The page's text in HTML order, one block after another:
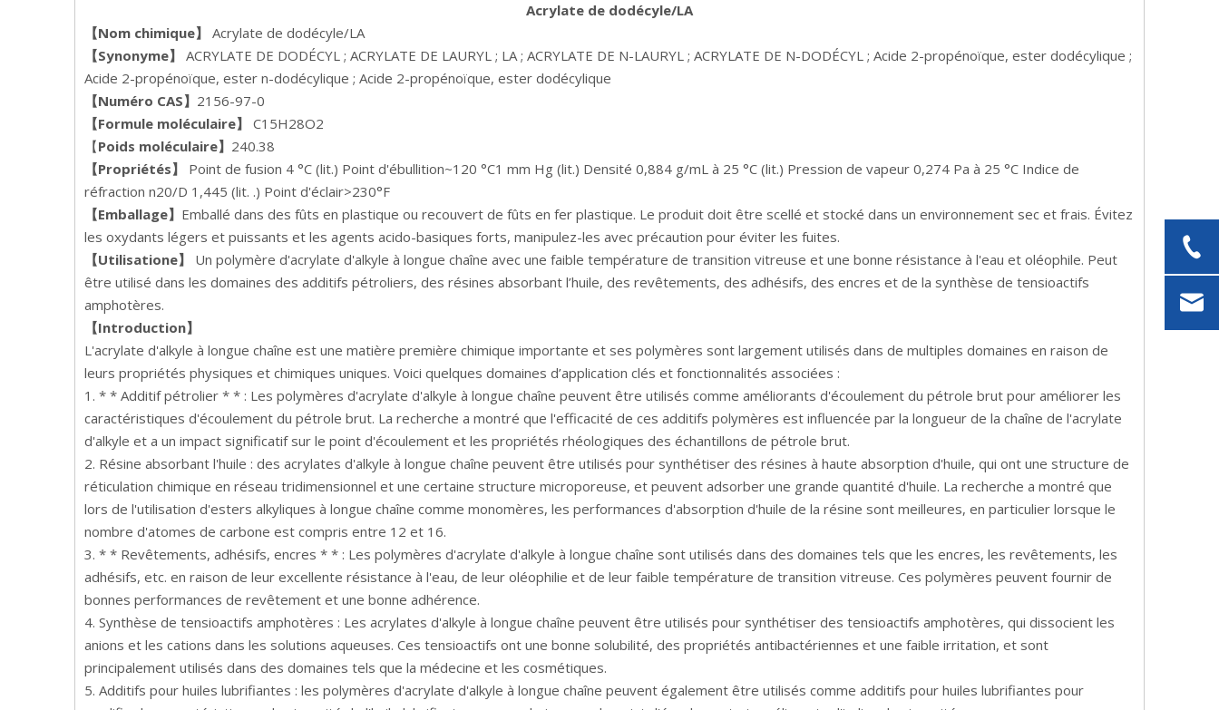
Acrylate de dodécyle/LA
【Nom chimique】
Acrylate de dodécyle/LA
【Synonyme】
ACRYLATE DE DODÉCYL ; ACRYLATE DE LAURYL ; LA ; ACRYLATE DE N-LAURYL ; ACRYLATE DE N-DODÉCYL ; Acide 2-propénoïque, ester dodécylique ;
Acide 2-propénoïque, ester n-dodécylique ; Acide 2-propénoïque, ester dodécylique
【Numéro CAS】 2156-97-0
【Formule moléculaire】
C15H28O2
【Poids moléculaire】 240.38
【Propriétés】
Point de fusion 4 °C (lit.) Point d'ébullition~120 °C1 mm Hg (lit.) Densité 0,884 g/mL à 25 °C (lit.) Pression de vapeur 0,274 Pa à 25 °C Indice de
réfraction n20/D 1,445 (lit. .) Point d'éclair>230°F
【Emballage】 Emballé dans des fûts en plastique ou recouvert de fûts en fer plastique. Le produit doit être scellé et stocké dans un environnement sec et frais. Évitez
les oxydants légers et puissants et les agents acido-basiques forts, manipulez-les avec précaution pour éviter les fuites.
【Utilisatione】
Un polymère d'acrylate d'alkyle à longue chaîne avec une faible température de transition vitreuse et une bonne résistance à l'eau et oléophile. Peut
être utilisé dans les domaines des additifs pétroliers, des résines absorbant l’huile, des revêtements, des adhésifs, des encres et de la synthèse de tensioactifs
amphotères.
【Introduction】
L'acrylate d'alkyle à longue chaîne est une matière première chimique importante et ses polymères sont largement utilisés dans de multiples domaines en raison de
leurs propriétés physiques et chimiques uniques. Voici quelques domaines d’application clés et fonctionnalités associées :
1. * * Additif pétrolier * * : Les polymères d'acrylate d'alkyle à longue chaîne peuvent être utilisés comme améliorants d'écoulement du pétrole brut pour améliorer les
caractéristiques d'écoulement du pétrole brut. La recherche a montré que l'efficacité de ces additifs polymères est influencée par la longueur de la chaîne de l'acrylate
d'alkyle et a un impact significatif sur le point d'écoulement et les propriétés rhéologiques des échantillons de pétrole brut.
2. Résine absorbant l'huile : des acrylates d'alkyle à longue chaîne peuvent être utilisés pour synthétiser des résines à haute absorption d'huile, qui ont une structure de
réticulation chimique en réseau tridimensionnel et une certaine structure microporeuse, et peuvent adsorber une grande quantité d'huile. La recherche a montré que
lors de l'utilisation d'esters alkyliques à longue chaîne comme monomères, les performances d'absorption d'huile de la résine sont meilleures, en particulier lorsque le
nombre d'atomes de carbone est compris entre 12 et 16.
3. * * Revêtements, adhésifs, encres * * : Les polymères d'acrylate d'alkyle à longue chaîne sont utilisés dans des domaines tels que les encres, les revêtements, les
adhésifs, etc. en raison de leur excellente résistance à l'eau, de leur oléophilie et de leur faible température de transition vitreuse. Ces polymères peuvent fournir de
bonnes performances de revêtement et une bonne adhérence.
4. Synthèse de tensioactifs amphotères : Les acrylates d'alkyle à longue chaîne peuvent être utilisés pour synthétiser des tensioactifs amphotères, qui dissocient les
anions et les cations dans les solutions aqueuses. Ces tensioactifs ont une bonne solubilité, des propriétés antibactériennes et une faible irritation, et sont
principalement utilisés dans des domaines tels que la médecine et les cosmétiques.
5. Additifs pour huiles lubrifiantes : les polymères d'acrylate d'alkyle à longue chaîne peuvent également être utilisés comme additifs pour huiles lubrifiantes pour